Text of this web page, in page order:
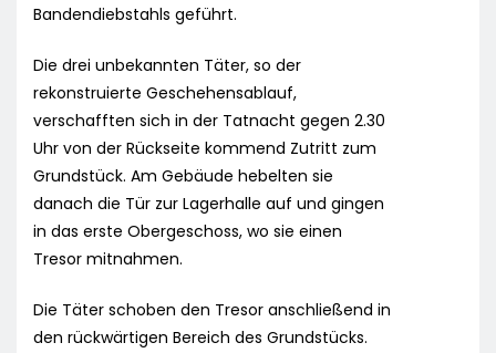
Bandendiebstahls geführt.
Die drei unbekannten Täter, so der
rekonstruierte Geschehensablauf,
verschafften sich in der Tatnacht gegen 2.30
Uhr von der Rückseite kommend Zutritt zum
Grundstück. Am Gebäude hebelten sie
danach die Tür zur Lagerhalle auf und gingen
in das erste Obergeschoss, wo sie einen
Tresor mitnahmen.
Die Täter schoben den Tresor anschließend in
den rückwärtigen Bereich des Grundstücks.